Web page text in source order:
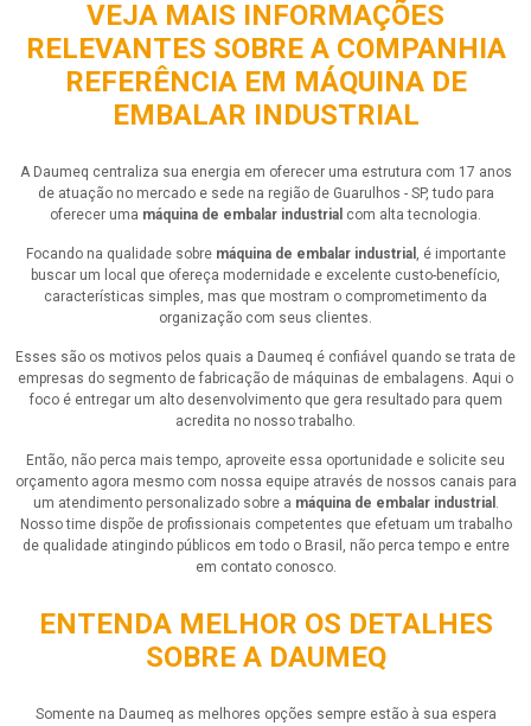
VEJA MAIS INFORMAÇÕES
RELEVANTES SOBRE A COMPANHIA
REFERÊNCIA EM MÁQUINA DE
EMBALAR INDUSTRIAL
A Daumeq centraliza sua energia em oferecer uma estrutura com 17 anos
de atuação no mercado e sede na região de Guarulhos - SP, tudo para
oferecer uma máquina de embalar industrial com alta tecnologia.
Focando na qualidade sobre máquina de embalar industrial , é importante
buscar um local que ofereça modernidade e excelente custo-benefício,
características simples, mas que mostram o comprometimento da
organização com seus clientes.
Esses são os motivos pelos quais a Daumeq é confiável quando se trata de
empresas do segmento de fabricação de máquinas de embalagens. Aqui o
foco é entregar um alto desenvolvimento que gera resultado para quem
acredita no nosso trabalho.
Então, não perca mais tempo, aproveite essa oportunidade e solicite seu
orçamento agora mesmo com nossa equipe através de nossos canais para
um atendimento personalizado sobre a máquina de embalar industrial .
Nosso time dispõe de profissionais competentes que efetuam um trabalho
de qualidade atingindo públicos em todo o Brasil, não perca tempo e entre
em contato conosco.
ENTENDA MELHOR OS DETALHES
SOBRE A DAUMEQ
Somente na Daumeq as melhores opções sempre estão à sua espera